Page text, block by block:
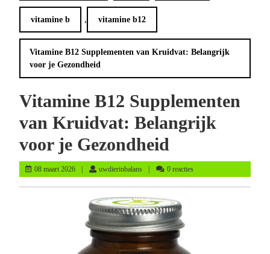
vitamine b , vitamine b12
Vitamine B12 Supplementen van Kruidvat: Belangrijk
voor je Gezondheid
Vitamine B12 Supplementen
van Kruidvat: Belangrijk
voor je Gezondheid
08 maart 202608
maart
uwdierinbalansuwdierinbalans
0 reacties